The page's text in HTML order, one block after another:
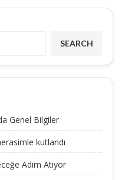
SEARCH
Genel Bilgiler
kutlandı
Adım Atıyor